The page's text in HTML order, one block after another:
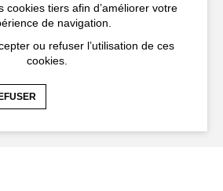
cookies tiers afin d’améliorer votre
de navigation.
ou refuser l’utilisation de ces
cookies.